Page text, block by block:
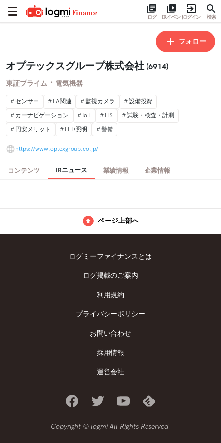
ログ IRイベントログイン 検索
フォロー
オプテックスグループ株式会社 (6914)
東証プライム ・ 電気機器
センサー FA関連 監視カメラ
設備投資
カーナビゲーション
IoT ITS
試験・検査・計測
円安メリット
LED照明 警備
https://www.optexgroup.co.jp/
コンテンツ IRニュース 業績情報 企業情報
ページ上部へ
ログミーファイナンスとは
ログ掲載のご案内
利用規約
プライバシーポリシー
お問い合わせ
採用情報
運営会社
Copyright © logmi All Rights Reserved.